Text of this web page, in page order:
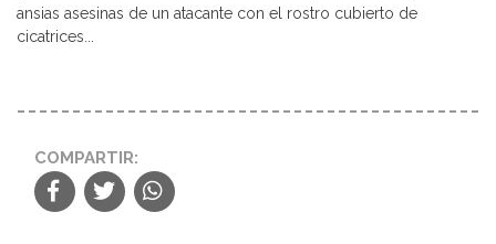
ansias asesinas de un atacante con el rostro cubierto de
cicatrices...
COMPARTIR: